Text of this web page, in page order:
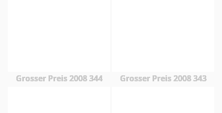
Grosser Preis 2008 344 Grosser Preis 2008 343